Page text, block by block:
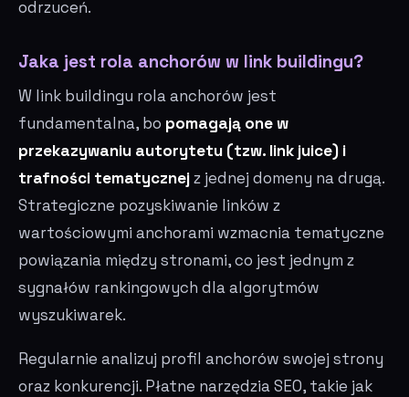
odrzuceń.
Jaka jest rola anchorów w link buildingu?
W link buildingu rola anchorów jest
fundamentalna, bo pomagają one w
przekazywaniu autorytetu (tzw. link juice) i
trafności tematycznejz jednej domeny na drugą.
Strategiczne pozyskiwanie linków z
wartościowymi anchorami wzmacnia tematyczne
powiązania między stronami, co jest jednym z
sygnałów rankingowych dla algorytmów
wyszukiwarek.
Regularnie analizuj profil anchorów swojej strony
oraz konkurencji. Płatne narzędzia SEO, takie jak